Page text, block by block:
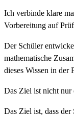
Ich verbinde klare
Vorbereitung auf
Der Schüler
mathematische
dieses Wissen in der
Das Ziel ist nicht nur
Das Ziel ist, dass